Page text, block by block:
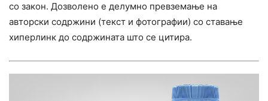
со закон. Дозволено е делумно превземање на
авторски содржини (текст и фотографии) со ставање
хиперлинк до содржината што се цитира.